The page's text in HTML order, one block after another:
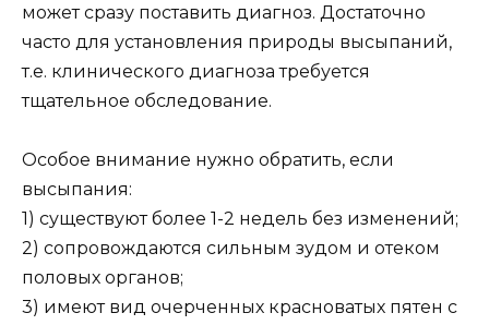
может сразу поставить диагноз. Достаточно
часто для установления природы высыпаний,
т.е. клинического диагноза требуется
тщательное обследование.
Особое внимание нужно обратить, если
высыпания:
1) существуют более 1-2 недель без изменений;
2) сопровождаются сильным зудом и отеком
половых органов;
3) имеют вид очерченных красноватых пятен с